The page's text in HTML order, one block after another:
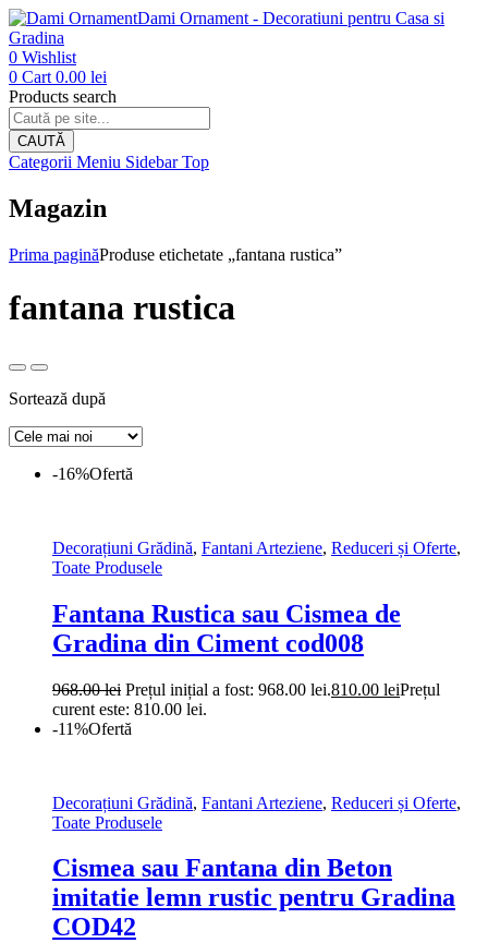
Dami Ornament - Decoratiuni pentru Casa si
Gradina
0 Wishlist
0 Cart 0.00 lei
Products search
CAUTĂ
Categorii Meniu Sidebar Top
Magazin
Prima paginăProduse etichetate „fantana rustica”
fantana rustica
Sortează după
-16%Ofertă
Decorațiuni Grădină, Fantani Arteziene, Reduceri și Oferte,
Toate Produsele
Fantana Rustica sau Cismea de
Gradina din Ciment cod008
968.00lei Prețul inițial a fost: 968.00 lei.810.00 leiPrețul
curent este: 810.00 lei.
-11%Ofertă
Decorațiuni Grădină, Fantani Arteziene, Reduceri și Oferte,
Toate Produsele
Cismea sau Fantana din Beton
imitatie lemn rustic pentru Gradina
COD42